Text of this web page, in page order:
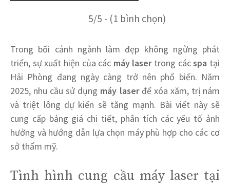
5/5 - (1 bình chọn)
Trong bối cảnh ngành làm đẹp không ngừng phát
triển, sự xuất hiện của các máy lasertrong cácspa tại
Hải Phòng đang ngày càng trở nên phổ biến. Năm
2025, nhu cầu sử dụng máy laserđể xóa xăm, trị nám
và triệt lông dự kiến sẽ tăng mạnh. Bài viết này sẽ
cung cấp bảng giá chi tiết, phân tích các yếu tố ảnh
hưởng và hướng dẫn lựa chọn máy phù hợp cho các cơ
sở thẩm mỹ.
Tình hình cung cầu máy laser tại